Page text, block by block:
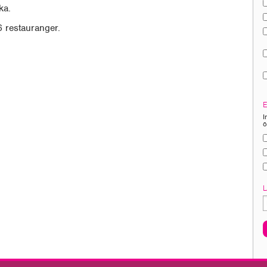
restauranger.